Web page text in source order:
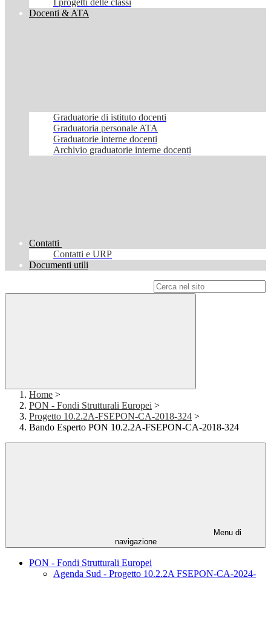
I progetti delle classi
Docenti & ATA
Graduatorie di istituto docenti
Graduatoria personale ATA
Graduatorie interne docenti
Archivio graduatorie interne docenti
Contatti
Contatti e URP
Documenti utili
Home >
PON - Fondi Strutturali Europei >
Progetto 10.2.2A-FSEPON-CA-2018-324 >
Bando Esperto PON 10.2.2A-FSEPON-CA-2018-324
Menu di
navigazione
PON - Fondi Strutturali Europei
Agenda Sud - Progetto 10.2.2A FSEPON-CA-2024-